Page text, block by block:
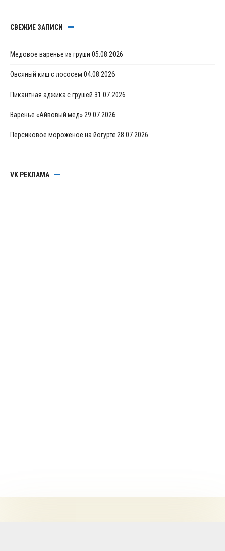
СВЕЖИЕ ЗАПИСИ
Медовое варенье из груши 05.08.2026
Овсяный киш с лососем 04.08.2026
Пикантная аджика с грушей 31.07.2026
Варенье «Айвовый мед» 29.07.2026
Персиковое мороженое на йогурте 28.07.2026
VK РЕКЛАМА